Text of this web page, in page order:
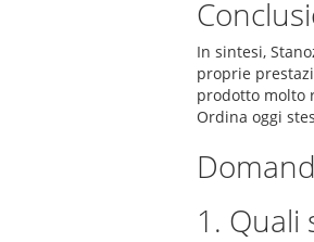
In sintesi,
proprie
prodotto molto
Ordina oggi
1. Quali